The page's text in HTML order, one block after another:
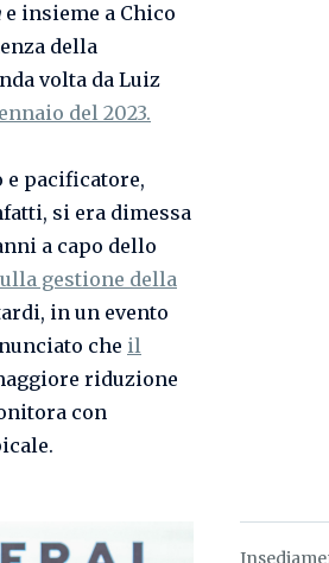
e insieme a Chico
della
volta da Luiz
del 2023.
e pacificatore,
si era dimessa
a capo dello
gestione della
in un evento
che il
riduzione
con